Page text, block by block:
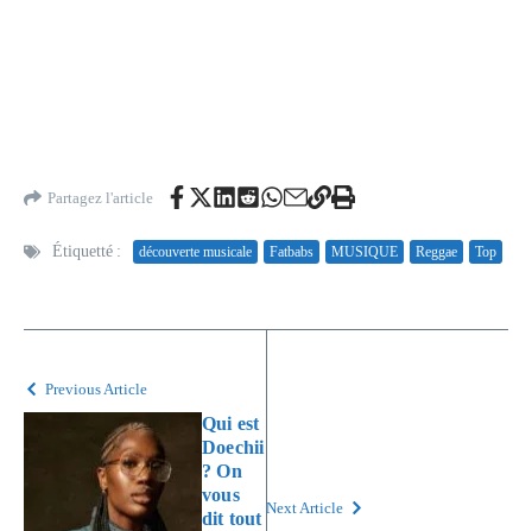
Partagez l'article
Étiquetté : découverte musicale Fatbabs MUSIQUE Reggae Top
Previous Article
Qui est
Doechii
? On
vous
dit tout
Next Article